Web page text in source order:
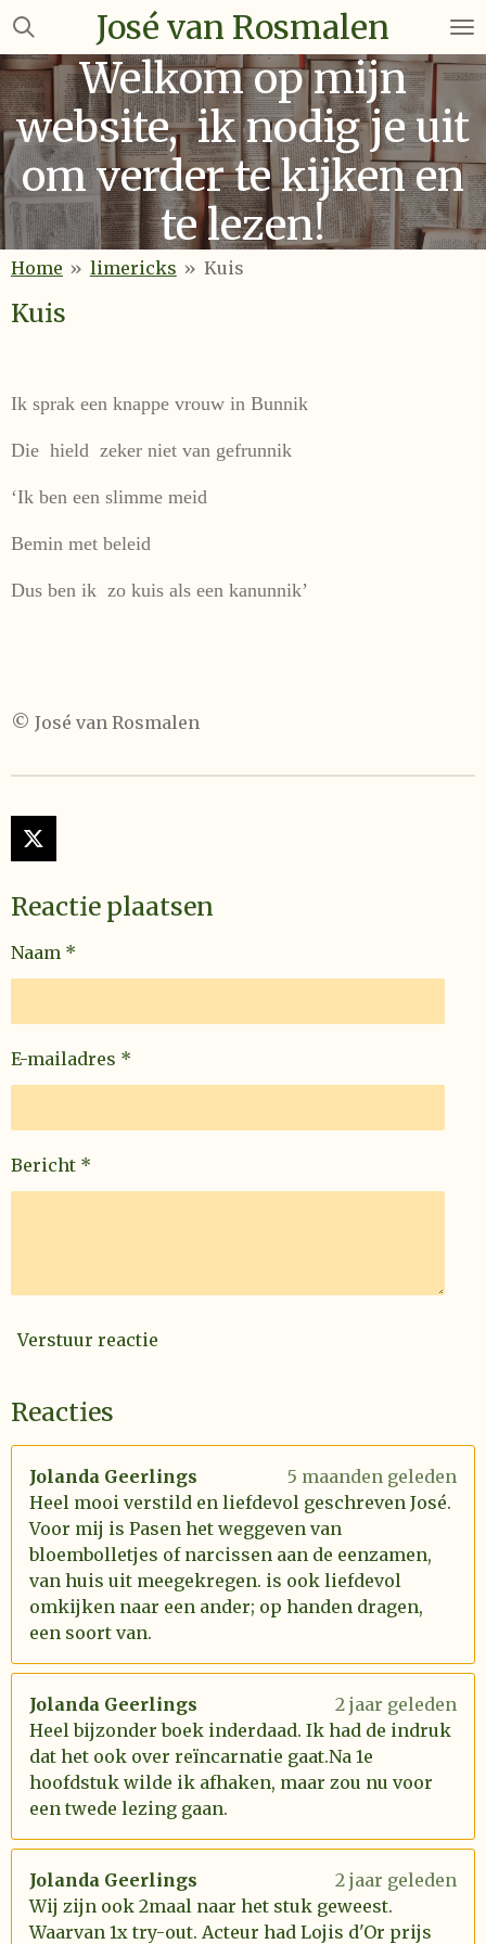
Ga
naar
de
hoofdinhoud
José van Rosmalen
Welkom op mijn
website, ik nodig je uit
om verder te kijken en
te lezen!
Home » limericks » Kuis
Kuis
Ik sprak een knappe vrouw in Bunnik
Die hield zeker niet van gefrunnik
‘Ik ben een slimme meid
Bemin met beleid
Dus ben ik zo kuis als een kanunnik’
© José van Rosmalen
X
Reactie plaatsen
Naam *
E-mailadres *
Bericht *
Verstuur reactie
Reacties
Jolanda Geerlings
5 maanden geleden
Heel mooi verstild en liefdevol geschreven José.
Voor mij is Pasen het weggeven van
bloembolletjes of narcissen aan de eenzamen,
van huis uit meegekregen. is ook liefdevol
omkijken naar een ander; op handen dragen,
een soort van.
Jolanda Geerlings
2 jaar geleden
Heel bijzonder boek inderdaad. Ik had de indruk
dat het ook over reïncarnatie gaat.Na 1e
hoofdstuk wilde ik afhaken, maar zou nu voor
een twede lezing gaan.
Jolanda Geerlings
2 jaar geleden
Wij zijn ook 2maal naar het stuk geweest.
Waarvan 1x try-out. Acteur had Lojis d'Or prijs